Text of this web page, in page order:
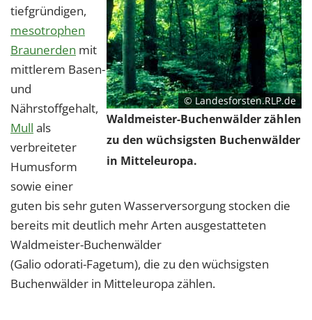
© Landesforsten.RLP.de
Waldmeister-Buchenwälder zählen
zu den wüchsigsten Buchenwälder
in Mitteleuropa.
tiefgründigen,
mesotrophen
Braunerden mit
mittlerem Basen-
und
Nährstoffgehalt,
Mull als
verbreiteter
Humusform
sowie einer
guten bis sehr guten Wasserversorgung stocken die
bereits mit deutlich mehr Arten ausgestatteten
Waldmeister-Buchenwälder
(Galio odorati-Fagetum), die zu den wüchsigsten
Buchenwälder in Mitteleuropa zählen.